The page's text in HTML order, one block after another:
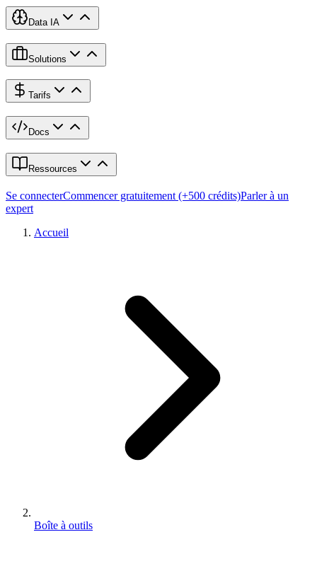
Data IA
Solutions
Tarifs
Docs
Ressources
Se connecterCommencer gratuitement (+500 crédits)Parler à un
expert
Accueil
Boîte à outils